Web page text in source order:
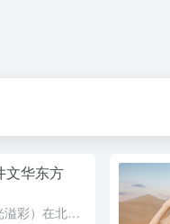
文华东方
资生堂旗下高端护肤品牌SENSAI（丝光溢彩）在北京王府井文华东方酒店水疗中心正式推出首个SPA护理项目，这是SENSAI在北京的首秀。SPA融合品牌独有的平衡按摩手法、小石丸蚕丝EX成分及茧龄韧颜技...